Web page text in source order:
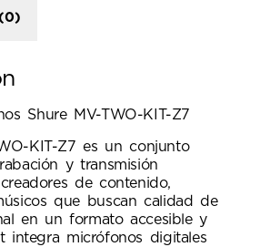
Shure MV-TWO-KIT-Z7
KIT-Z7 es un conjunto
y transmisión
de contenido,
que buscan calidad de
en un formato accesible y
integra micrófonos digitales